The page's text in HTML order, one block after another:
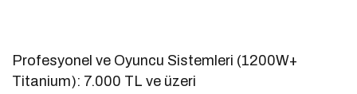
Profesyonel ve Oyuncu Sistemleri (1200W+
Titanium): 7.000 TL ve üzeri